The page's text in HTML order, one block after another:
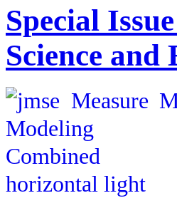
Special
Science